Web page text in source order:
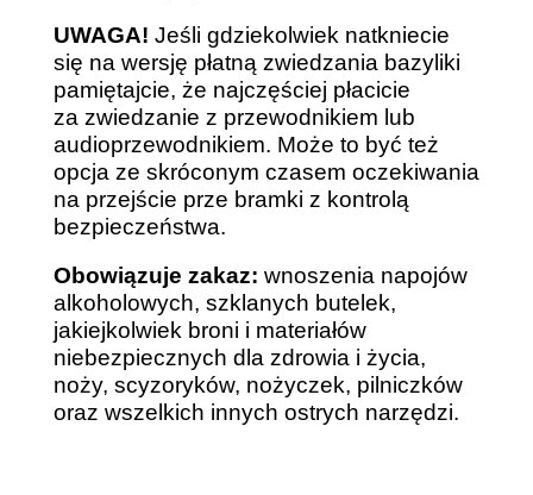
UWAGA! Jeśli gdziekolwiek natkniecie
się na wersję płatną zwiedzania bazyliki
pamiętajcie, że najczęściej płacicie
za zwiedzanie z przewodnikiem lub
audioprzewodnikiem. Może to być też
opcja ze skróconym czasem oczekiwania
na przejście prze bramki z kontrolą
bezpieczeństwa.
Obowiązuje zakaz: wnoszenia napojów
alkoholowych, szklanych butelek,
jakiejkolwiek broni i materiałów
niebezpiecznych dla zdrowia i życia,
noży, scyzoryków, nożyczek, pilniczków
oraz wszelkich innych ostrych narzędzi.